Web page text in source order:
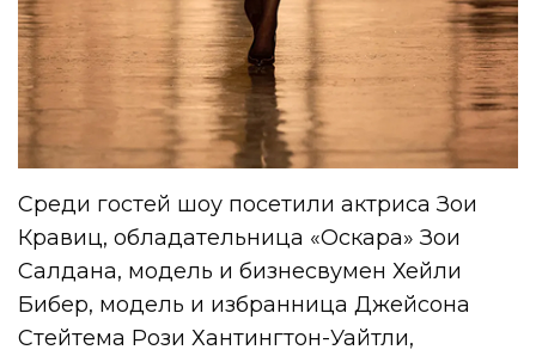
Среди гостей шоу посетили актриса Зои
Кравиц, обладательница «Оскара» Зои
Салдана, модель и бизнесвумен Хейли
Бибер, модель и избранница Джейсона
Стейтема Рози Хантингтон-Уайтли,